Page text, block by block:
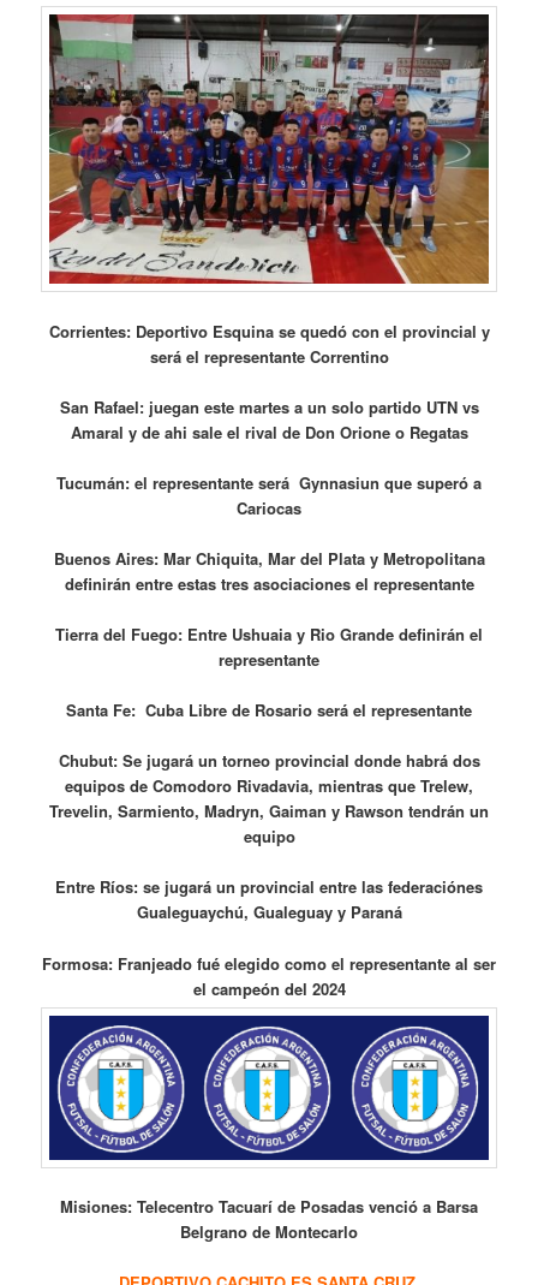
Corrientes: Deportivo Esquina se quedó con el provincial y
será el representante Correntino
San Rafael: juegan este martes a un solo partido UTN vs
Amaral y de ahi sale el rival de Don Orione o Regatas
Tucumán: el representante será Gynnasiun que superó a
Cariocas
Buenos Aires: Mar Chiquita, Mar del Plata y Metropolitana
definirán entre estas tres asociaciones el representante
Tierra del Fuego: Entre Ushuaia y Rio Grande definirán el
representante
Santa Fe: Cuba Libre de Rosario será el representante
Chubut: Se jugará un torneo provincial donde habrá dos
equipos de Comodoro Rivadavia, mientras que Trelew,
Trevelin, Sarmiento, Madryn, Gaiman y Rawson tendrán un
equipo
Entre Ríos: se jugará un provincial entre las federaciónes
Gualeguaychú, Gualeguay y Paraná
Formosa: Franjeado fué elegido como el representante al ser
el campeón del 2024
Misiones: Telecentro Tacuarí de Posadas venció a Barsa
Belgrano de Montecarlo